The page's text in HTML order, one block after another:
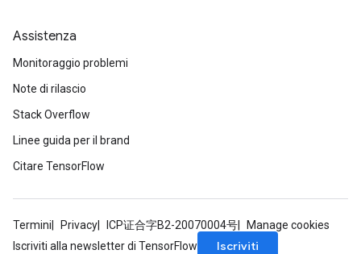
Assistenza
Monitoraggio problemi
Note di rilascio
Stack Overflow
Linee guida per il brand
Citare TensorFlow
Termini Privacy ICP证合字B2-20070004号
Manage cookies
Iscriviti alla newsletter di TensorFlow
Iscriviti